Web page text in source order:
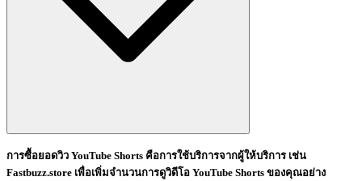
การซื้อยอดวิว YouTube Shorts คือการใช้บริการจากผู้ให้บริการ เช่น
Fastbuzz.store เพื่อเพิ่มจำนวนการดูวิดีโอ YouTube Shorts ของคุณอย่าง